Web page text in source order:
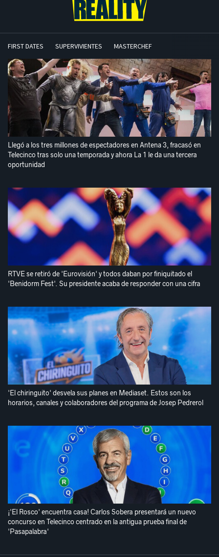
FIRST DATES SUPERVIVIENTES MASTERCHEF
Llegó a los tres millones de espectadores en Antena 3, fracasó en
Telecinco tras solo una temporada y ahora La 1 le da una tercera
oportunidad
RTVE se retiró de 'Eurovisión' y todos daban por finiquitado el
'Benidorm Fest'. Su presidente acaba de responder con una cifra
'El chiringuito' desvela sus planes en Mediaset. Estos son los
horarios, canales y colaboradores del programa de Josep Pedrerol
¡'El Rosco' encuentra casa! Carlos Sobera presentará un nuevo
concurso en Telecinco centrado en la antigua prueba final de
'Pasapalabra'